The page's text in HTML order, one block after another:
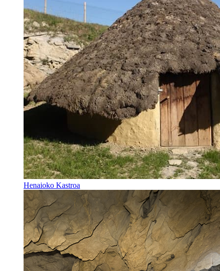
Henaioko Kastroa